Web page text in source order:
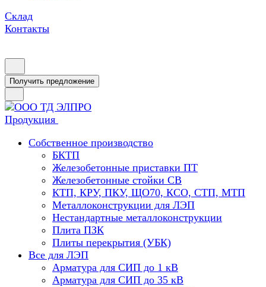
Склад
Контакты
Получить предложение
Продукция
Собственное производство
БКТП
Железобетонные приставки ПТ
Железобетонные стойки СВ
КТП, КРУ, ПКУ, ЩО70, КСО, СТП, МТП
Металлоконструкции для ЛЭП
Нестандартные металлоконструкции
Плита ПЗК
Плиты перекрытия (УБК)
Все для ЛЭП
Арматура для СИП до 1 кВ
Арматура для СИП до 35 кВ